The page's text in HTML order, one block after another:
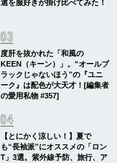
選を服好きが掛け比べてみた！
度肝を抜かれた「和風の
KEEN（キーン）」。“オールブ
ラックじゃないほう”の『ユニ
ーク』は配色が大天才！[編集者
の愛用私物 #357]
【とにかく涼しい！】夏で
も“長袖派”にオススメの「ロン
T」3選。紫外線予防、旅行、ア